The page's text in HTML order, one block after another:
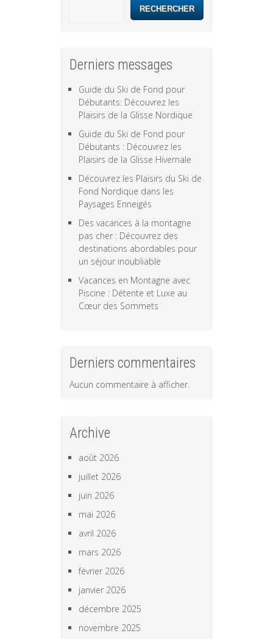
RECHERCHER
Derniers messages
Guide du Ski de Fond pour
Débutants: Découvrez les
Plaisirs de la Glisse Nordique
Guide du Ski de Fond pour
Débutants : Découvrez les
Plaisirs de la Glisse Hivernale
Découvrez les Plaisirs du Ski de
Fond Nordique dans les
Paysages Enneigés
Des vacances à la montagne
pas cher : Découvrez des
destinations abordables pour
un séjour inoubliable
Vacances en Montagne avec
Piscine : Détente et Luxe au
Cœur des Sommets
Derniers commentaires
Aucun commentaire à afficher.
Archive
août 2026
juillet 2026
juin 2026
mai 2026
avril 2026
mars 2026
février 2026
janvier 2026
décembre 2025
novembre 2025